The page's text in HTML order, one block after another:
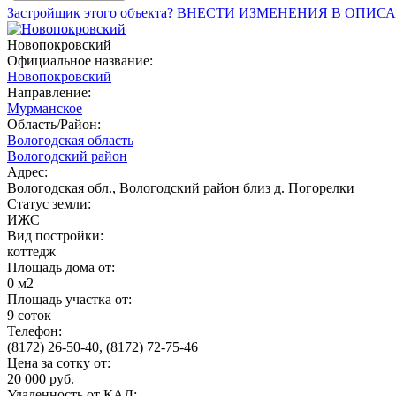
Застройщик этого объекта? ВНЕСТИ ИЗМЕНЕНИЯ В
Новопокровский
Официальное название:
Новопокровский
Направление:
Мурманское
Область/Район:
Вологодская область
Вологодский район
Адрес:
Вологодская обл., Вологодский район близ д. Погорелки
Статус земли:
ИЖС
Вид постройки:
коттедж
Площадь дома от:
0 м2
Площадь участка от:
9 соток
Телефон:
(8172) 26-50-40, (8172) 72-75-46
Цена за сотку от:
20 000 руб.